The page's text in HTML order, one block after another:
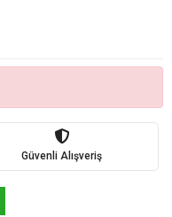
Güvenli Alışveriş